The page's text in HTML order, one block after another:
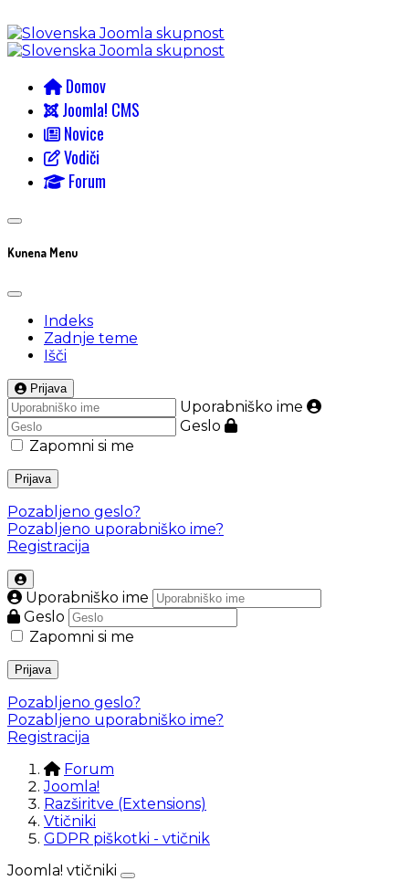
Domov
Joomla! CMS
Novice
Vodiči
Forum
Kunena Menu
Indeks
Zadnje teme
Išči
Prijava
Uporabniško ime
Geslo
Zapomni si me
Prijava
Pozabljeno geslo?
Pozabljeno uporabniško ime?
Registracija
Uporabniško ime
Geslo
Zapomni si me
Prijava
Pozabljeno geslo?
Pozabljeno uporabniško ime?
Registracija
Forum
Joomla!
Razširitve (Extensions)
Vtičniki
GDPR piškotki - vtičnik
Joomla! vtičniki